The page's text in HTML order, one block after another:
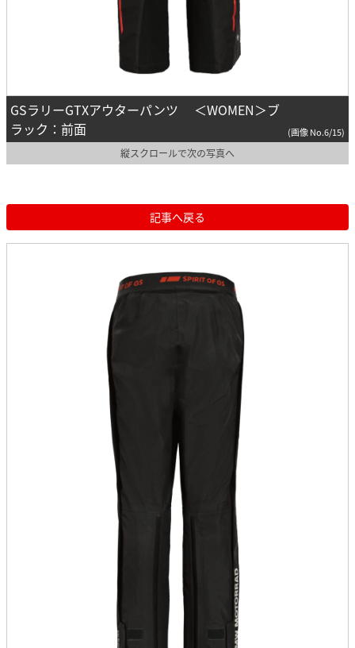
GSラリーGTXアウターパンツ ＜WOMEN＞ブ
ラック：前面
(画像 No.6/15)
縦スクロールで次の写真へ
記事へ戻る